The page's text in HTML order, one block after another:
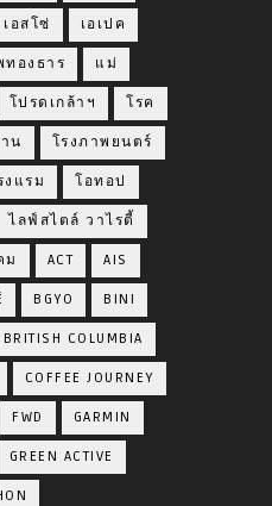
เอสโซ่ เอเปค
ทองธาร แม่
โปรดเกล้าฯ โรค
น โรงภาพยนตร์
งแรม โอทอป
ไลฟ์สไตล์ วาไรตี้
ม ACT AIS
BGYO BINI
BRITISH COLUMBIA
COFFEE JOURNEY
FWD GARMIN
GREEN ACTIVE